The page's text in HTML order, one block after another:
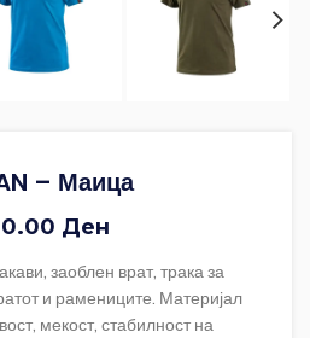
– Маица
Ден
заоблен врат, трака за
и рамениците. Материјал
мекост, стабилност на